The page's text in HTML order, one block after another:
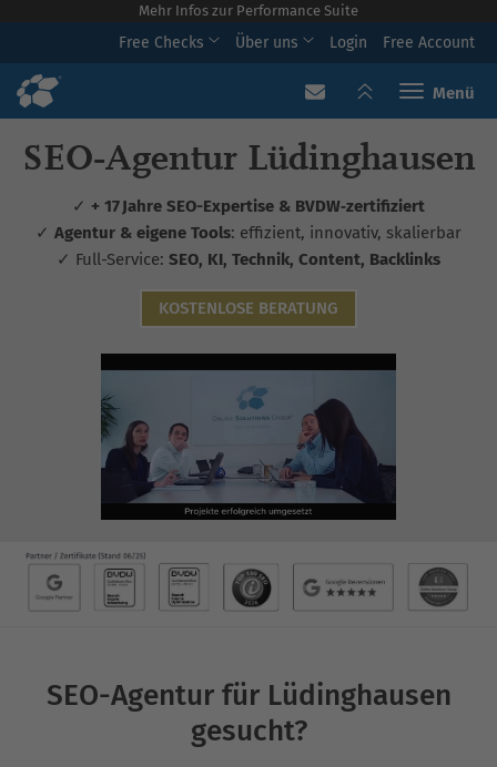
Mehr Infos zur Performance Suite
Free Checks Über uns Login Free Account
Toggle
SEO‑Agentur Lüdinghausen
✓ + 17 Jahre SEO-Expertise & BVDW‑zertifiziert
✓ Agentur & eigene Tools: effizient, innovativ, skalierbar
✓ Full-Service: SEO, KI, Technik, Content, Backlinks
KOSTENLOSE BERATUNG
SEO-Agentur für Lüdinghausen
gesucht?